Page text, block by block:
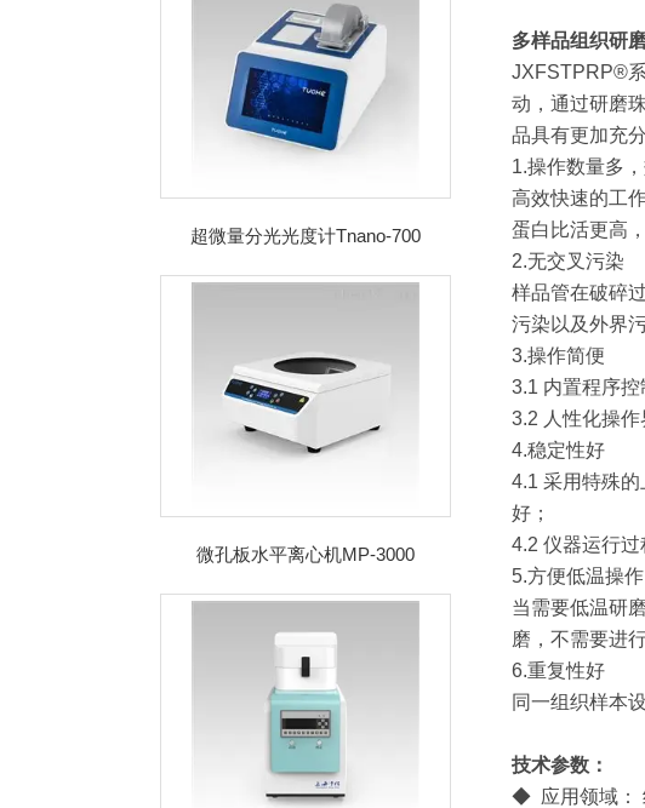
超微量分光光度计Tnano-700
微孔板水平离心机MP-3000
多样品组织研
JXFSTPRP®
动，通过研磨
品具有更加充
1.操作数量多
高效快速的工
蛋白比活更高
2.无交叉污染
样品管在破碎
污染以及外界污
3.操作简便
3.1 内置程序
3.2 人性化操作
4.稳定性好
4.1 采用特殊
好；
4.2 仪器运行过
5.方便低温操作
当需要低温研
磨，不需要进
6.重复性好
同一组织样本
技术参数：
◆ 应用领域：